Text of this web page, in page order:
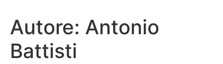
Autore: Antonio
Battisti